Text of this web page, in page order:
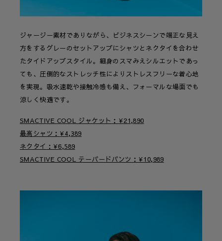
ジャージー素材でありながら、ビジネスシーンで端正な見え
方をするグレーのセットアップにシャツとネクタイを合わせ
たタイドアップスタイル。細身のスマみえシルエットであっ
ても、圧倒的なストレッチ性によりストレスフリーな着心地
を実現。吸水速乾や接触冷感も備え、フォーマルな場面でも
涼しく快適です。
SMACTIVE COOL ジャケット ¥21,890
最高シャツ
¥4,389
ネクタイ
¥6,589
SMACTIVE COOL テーパードパンツ
¥10,989